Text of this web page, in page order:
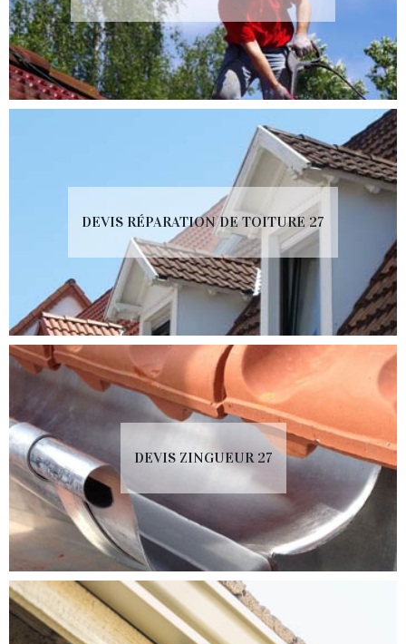
DEVIS RÉPARATION DE TOITURE 27
DEVIS ZINGUEUR 27